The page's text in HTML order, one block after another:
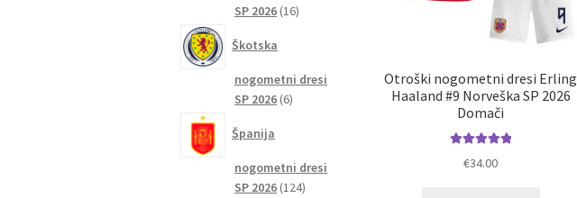
Otroški nogometni dresi Erling
Haaland #9 Norveška SP 2026
Domači
€34.00
SP 2026 1616
Škotska
nogometni dresi
SP 2026 66
Španija
nogometni dresi
SP 2026 124124